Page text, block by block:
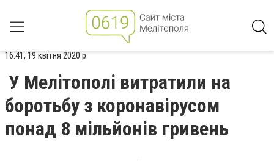
16:41, 19 квітня 2020 р.
У Мелітополі витратили на
боротьбу з коронавірусом
понад 8 мільйонів гривень